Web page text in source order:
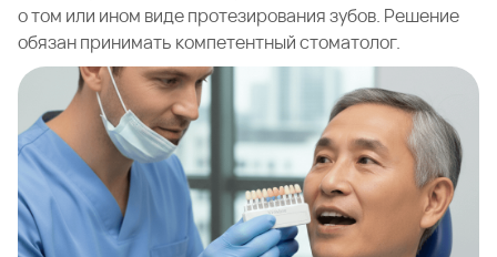
о том или ином виде протезирования зубов. Решение
обязан принимать компетентный стоматолог.